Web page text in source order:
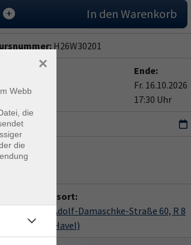
In den Warenkorb
H26W30201
Uhr
Ende:
Fr. 16.10.2026
17:30 Uhr
Fr
KVHS, Adolf-Damaschke-Straße 60, R 8
Werder (Havel)
Webb
die
die
×